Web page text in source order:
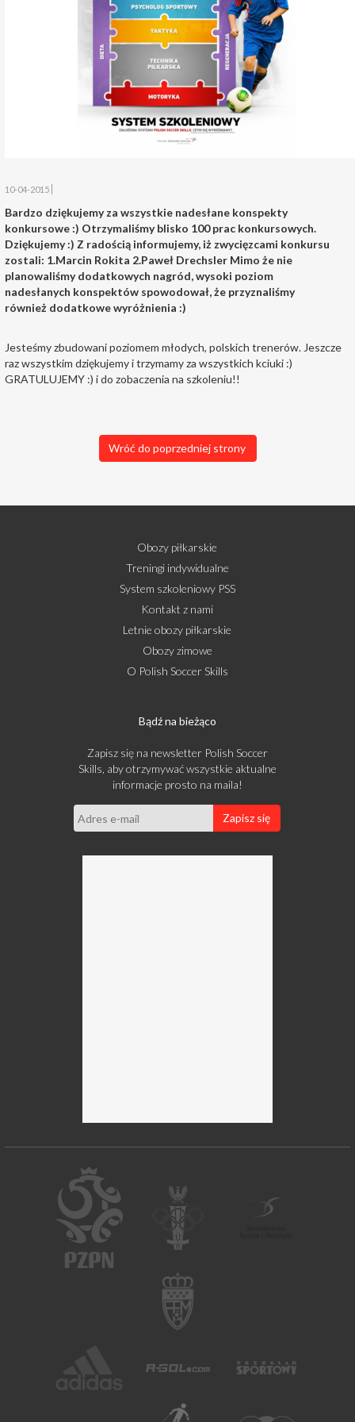
10-04-2015
Bardzo dziękujemy za wszystkie nadesłane konspekty
konkursowe :) Otrzymaliśmy blisko 100 prac konkursowych.
Dziękujemy :) Z radością informujemy, iż zwycięzcami konkursu
zostali: 1.Marcin Rokita 2.Paweł Drechsler Mimo że nie
planowaliśmy dodatkowych nagród, wysoki poziom
nadesłanych konspektów spowodował, że przyznaliśmy
również dodatkowe wyróżnienia :)
Jesteśmy zbudowani poziomem młodych, polskich trenerów. Jeszcze
raz wszystkim dziękujemy i trzymamy za wszystkich kciuki :)
GRATULUJEMY :) i do zobaczenia na szkoleniu!!
Wróć do poprzedniej strony
Obozy piłkarskie
Treningi indywidualne
System szkoleniowy PSS
Kontakt z nami
Letnie obozy piłkarskie
Obozy zimowe
O Polish Soccer Skills
Bądź na bieżąco
Zapisz się na newsletter Polish Soccer
Skills, aby otrzymywać wszystkie aktualne
informacje prosto na maila!
Zapisz się